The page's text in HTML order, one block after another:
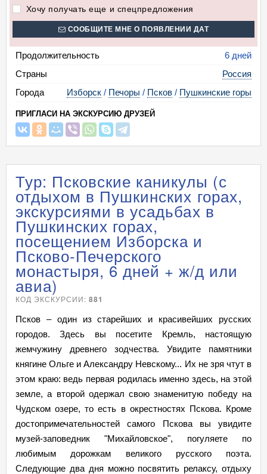
Хочу получать еще и спецпредложения
СООБЩИТЕ МНЕ О ПОЯВЛЕНИИ ДАТ
Продолжительность
6 дней
Страны
Россия
Города
Изборск / Печоры / Псков / Пушкинские горы
ПРИГЛАСИ НА ЭКСКУРСИЮ ДРУЗЕЙ
Тур: Псковские каникулы (с
отдыхом в Пушкинских горах,
экскурсиями в усадьбах в
Пушкинских горах,
посещением Изборска и
Псково-Печерского
монастыря, 6 дней + ж/д или
авиа)
КОД ЭКСКУРСИИ:881
Псков – один из старейших и красивейших русских
городов. Здесь вы посетите Кремль, настоящую
жемчужину древнего зодчества. Увидите памятники
княгине Ольге и Александру Невскому... Их не зря чтут в
этом краю: ведь первая родилась именно здесь, на этой
земле, а второй одержал свою знаменитую победу на
Чудском озере, то есть в окрестностях Пскова. Кроме
достопримечательностей самого Пскова вы увидите
музей-заповедник "Михайловское", погуляете по
любимым дорожкам великого русского поэта.
Следующие два дня можно посвятить релаксу, отдыху